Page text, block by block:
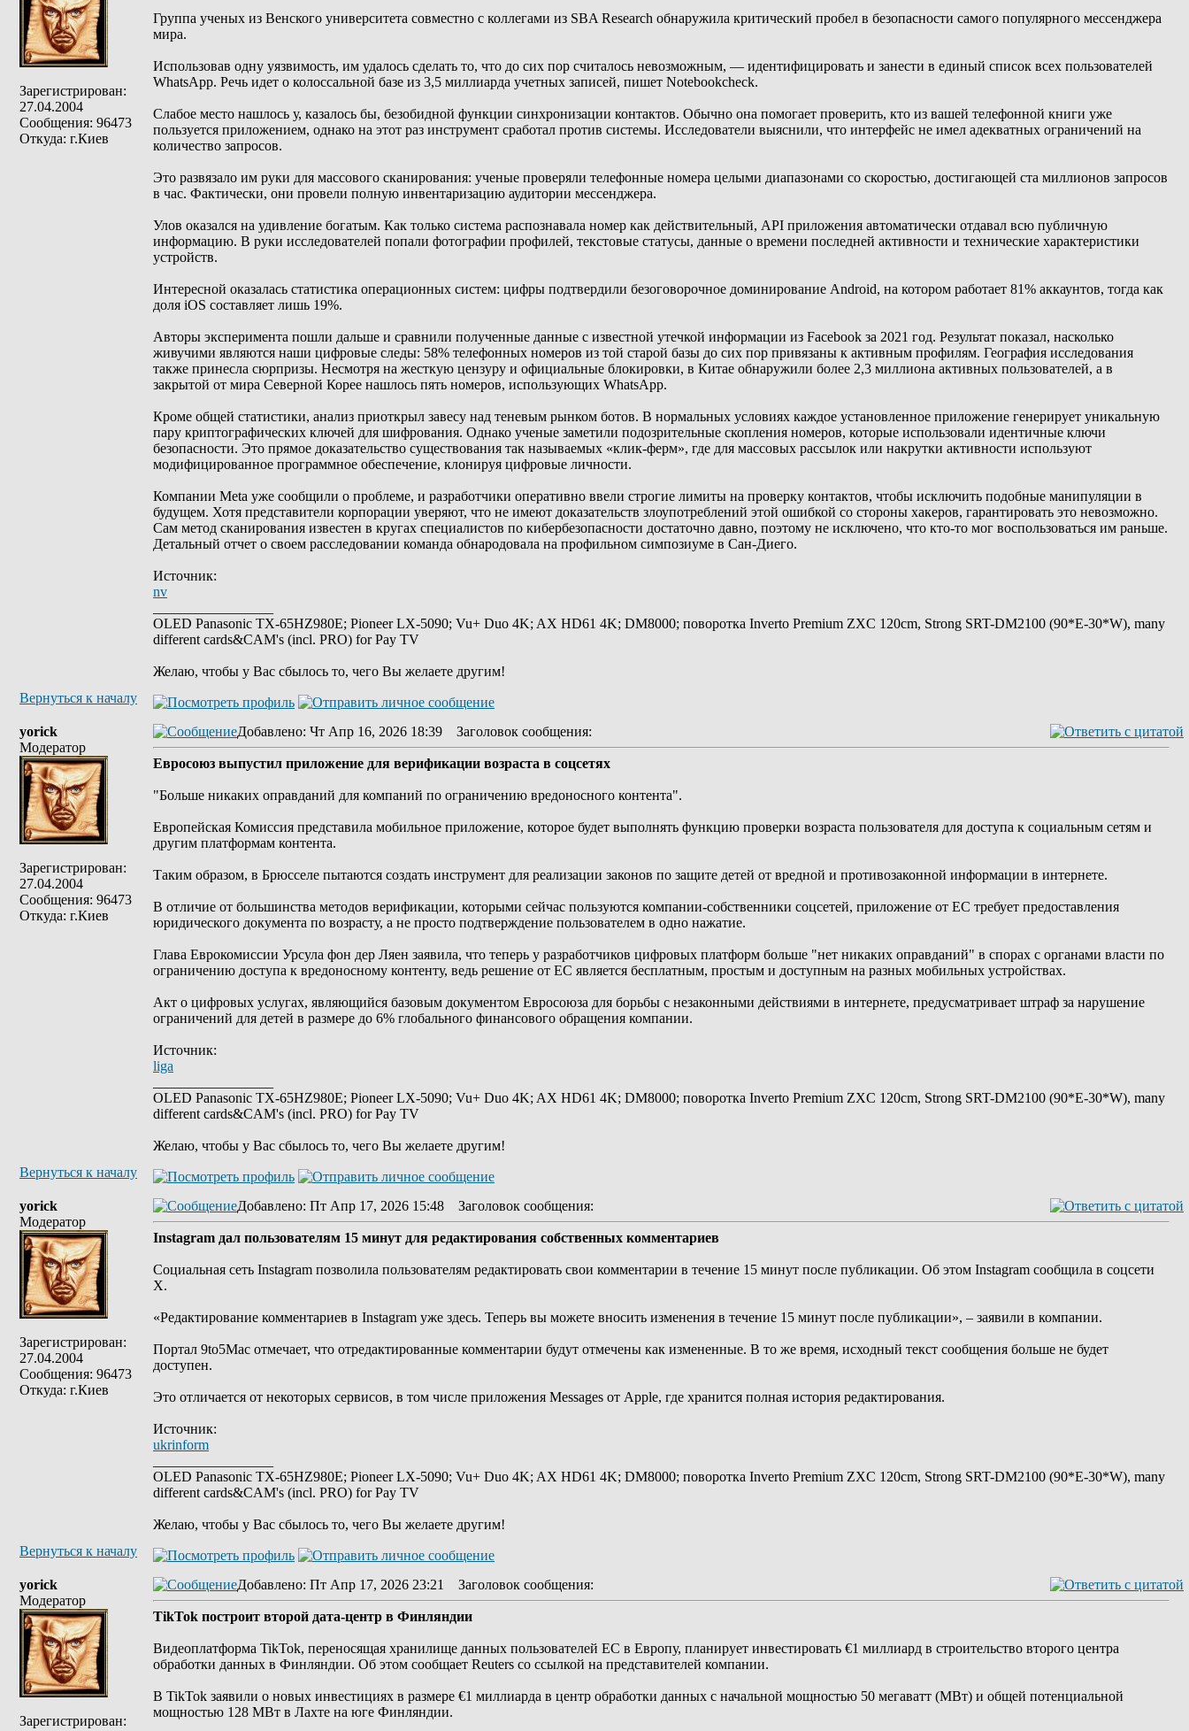
Зарегистрирован:
27.04.2004
Сообщения: 96473
Откуда: г.Киев
Группа ученых из Венского университета совместно с коллегами из SBA Research обнаружила критический пробел в безопасности самого популярного мессенджера
мира.
Использовав одну уязвимость, им удалось сделать то, что до сих пор считалось невозможным, — идентифицировать и занести в единый список всех пользователей
WhatsApp. Речь идет о колоссальной базе из 3,5 миллиарда учетных записей, пишет Notebookcheck.
Слабое место нашлось у, казалось бы, безобидной функции синхронизации контактов. Обычно она помогает проверить, кто из вашей телефонной книги уже
пользуется приложением, однако на этот раз инструмент сработал против системы. Исследователи выяснили, что интерфейс не имел адекватных ограничений на
количество запросов.
Это развязало им руки для массового сканирования: ученые проверяли телефонные номера целыми диапазонами со скоростью, достигающей ста миллионов запросов
в час. Фактически, они провели полную инвентаризацию аудитории мессенджера.
Улов оказался на удивление богатым. Как только система распознавала номер как действительный, API приложения автоматически отдавал всю публичную
информацию. В руки исследователей попали фотографии профилей, текстовые статусы, данные о времени последней активности и технические характеристики
устройств.
Интересной оказалась статистика операционных систем: цифры подтвердили безоговорочное доминирование Android, на котором работает 81% аккаунтов, тогда как
доля iOS составляет лишь 19%.
Авторы эксперимента пошли дальше и сравнили полученные данные с известной утечкой информации из Facebook за 2021 год. Результат показал, насколько
живучими являются наши цифровые следы: 58% телефонных номеров из той старой базы до сих пор привязаны к активным профилям. География исследования
также принесла сюрпризы. Несмотря на жесткую цензуру и официальные блокировки, в Китае обнаружили более 2,3 миллиона активных пользователей, а в
закрытой от мира Северной Корее нашлось пять номеров, использующих WhatsApp.
Кроме общей статистики, анализ приоткрыл завесу над теневым рынком ботов. В нормальных условиях каждое установленное приложение генерирует уникальную
пару криптографических ключей для шифрования. Однако ученые заметили подозрительные скопления номеров, которые использовали идентичные ключи
безопасности. Это прямое доказательство существования так называемых «клик-ферм», где для массовых рассылок или накрутки активности используют
модифицированное программное обеспечение, клонируя цифровые личности.
Компании Meta уже сообщили о проблеме, и разработчики оперативно ввели строгие лимиты на проверку контактов, чтобы исключить подобные манипуляции в
будущем. Хотя представители корпорации уверяют, что не имеют доказательств злоупотреблений этой ошибкой со стороны хакеров, гарантировать это невозможно.
Сам метод сканирования известен в кругах специалистов по кибербезопасности достаточно давно, поэтому не исключено, что кто-то мог воспользоваться им раньше.
Детальный отчет о своем расследовании команда обнародовала на профильном симпозиуме в Сан-Диего.
Источник:
nv
OLED Panasonic TX-65HZ980E; Pioneer LX-5090; Vu+ Duo 4K; AX HD61 4K; DM8000; поворотка Inverto Premium ZXC 120cm, Strong SRT-DM2100 (90*E-30*W), many
different cards&CAM's (incl. PRO) for Pay TV
Желаю, чтобы у Вас сбылось то, чего Вы желаете другим!
Вернуться к началу
yorick
Модератор
Зарегистрирован:
27.04.2004
Сообщения: 96473
Откуда: г.Киев
Добавлено: Чт Апр 16, 2026 18:39 Заголовок сообщения:
Евросоюз выпустил приложение для верификации возраста в соцсетях
"Больше никаких оправданий для компаний по ограничению вредоносного контента".
Европейская Комиссия представила мобильное приложение, которое будет выполнять функцию проверки возраста пользователя для доступа к социальным сетям и
другим платформам контента.
Таким образом, в Брюсселе пытаются создать инструмент для реализации законов по защите детей от вредной и противозаконной информации в интернете.
В отличие от большинства методов верификации, которыми сейчас пользуются компании-собственники соцсетей, приложение от ЕС требует предоставления
юридического документа по возрасту, а не просто подтверждение пользователем в одно нажатие.
Глава Еврокомиссии Урсула фон дер Ляен заявила, что теперь у разработчиков цифровых платформ больше "нет никаких оправданий" в спорах с органами власти по
ограничению доступа к вредоносному контенту, ведь решение от ЕС является бесплатным, простым и доступным на разных мобильных устройствах.
Акт о цифровых услугах, являющийся базовым документом Евросоюза для борьбы с незаконными действиями в интернете, предусматривает штраф за нарушение
ограничений для детей в размере до 6% глобального финансового обращения компании.
Источник:
liga
OLED Panasonic TX-65HZ980E; Pioneer LX-5090; Vu+ Duo 4K; AX HD61 4K; DM8000; поворотка Inverto Premium ZXC 120cm, Strong SRT-DM2100 (90*E-30*W), many
different cards&CAM's (incl. PRO) for Pay TV
Желаю, чтобы у Вас сбылось то, чего Вы желаете другим!
Вернуться к началу
yorick
Модератор
Зарегистрирован:
27.04.2004
Сообщения: 96473
Откуда: г.Киев
Добавлено: Пт Апр 17, 2026 15:48 Заголовок сообщения:
Instagram дал пользователям 15 минут для редактирования собственных комментариев
Социальная сеть Instagram позволила пользователям редактировать свои комментарии в течение 15 минут после публикации. Об этом Instagram сообщила в соцсети
Х.
«Редактирование комментариев в Instagram уже здесь. Теперь вы можете вносить изменения в течение 15 минут после публикации», – заявили в компании.
Портал 9to5Mac отмечает, что отредактированные комментарии будут отмечены как измененные. В то же время, исходный текст сообщения больше не будет
доступен.
Это отличается от некоторых сервисов, в том числе приложения Messages от Apple, где хранится полная история редактирования.
Источник:
ukrinform
OLED Panasonic TX-65HZ980E; Pioneer LX-5090; Vu+ Duo 4K; AX HD61 4K; DM8000; поворотка Inverto Premium ZXC 120cm, Strong SRT-DM2100 (90*E-30*W), many
different cards&CAM's (incl. PRO) for Pay TV
Желаю, чтобы у Вас сбылось то, чего Вы желаете другим!
Вернуться к началу
yorick
Модератор
Зарегистрирован:
Добавлено: Пт Апр 17, 2026 23:21 Заголовок сообщения:
TikTok построит второй дата-центр в Финляндии
Видеоплатформа TikTok, переносящая хранилище данных пользователей ЕС в Европу, планирует инвестировать €1 миллиард в строительство второго центра
обработки данных в Финляндии. Об этом сообщает Reuters со ссылкой на представителей компании.
В TikTok заявили о новых инвестициях в размере €1 миллиарда в центр обработки данных с начальной мощностью 50 мегаватт (МВт) и общей потенциальной
мощностью 128 МВт в Лахте на юге Финляндии.